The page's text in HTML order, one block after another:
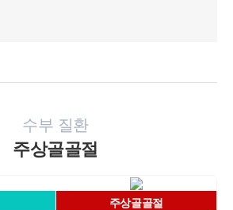
수부 질환
주상골골절
주상골골절